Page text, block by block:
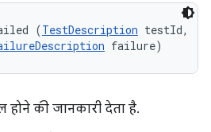
(TestDescription testId,
failure)
की जानकारी देता है.